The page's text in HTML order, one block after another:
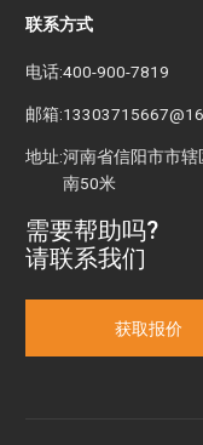
联系方式
电话:400-900-7819
邮箱:
地址:河南省信阳市市
南50米
需要帮助吗?
请联系我们
获取报价